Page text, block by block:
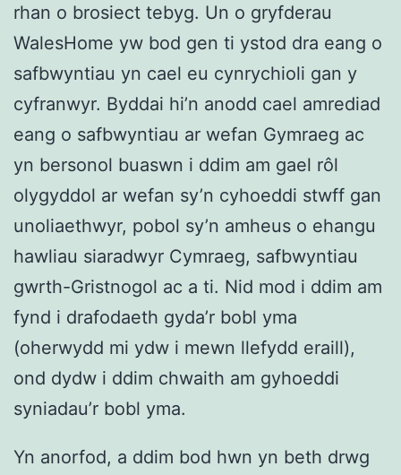
rhan o brosiect tebyg. Un o gryfderau
WalesHome yw bod gen ti ystod dra eang o
safbwyntiau yn cael eu cynrychioli gan y
cyfranwyr. Byddai hi’n anodd cael amrediad
eang o safbwyntiau ar wefan Gymraeg ac
yn bersonol buaswn i ddim am gael rôl
olygyddol ar wefan sy’n cyhoeddi stwff gan
unoliaethwyr, pobol sy’n amheus o ehangu
hawliau siaradwyr Cymraeg, safbwyntiau
gwrth-Gristnogol ac a ti. Nid mod i ddim am
fynd i drafodaeth gyda’r bobl yma
(oherwydd mi ydw i mewn llefydd eraill),
ond dydw i ddim chwaith am gyhoeddi
syniadau’r bobl yma.
Yn anorfod, a ddim bod hwn yn beth drwg